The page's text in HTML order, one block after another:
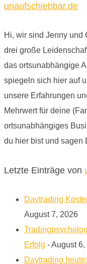
unaufschiebbar.de
Hi, wir sind Jenny und
drei große
das ortsunabhängige
spiegeln sich hier auf
unsere Erfahrungen
Mehrwert für deine
ortsunabhängiges
du hier bist und sagen
Letzte Einträge von
Daytrading
August 7, 2026
Erfolg - August
Daytrading